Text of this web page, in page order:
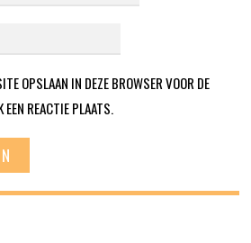
OPSLAAN IN DEZE BROWSER VOOR DE
EEN REACTIE PLAATS.